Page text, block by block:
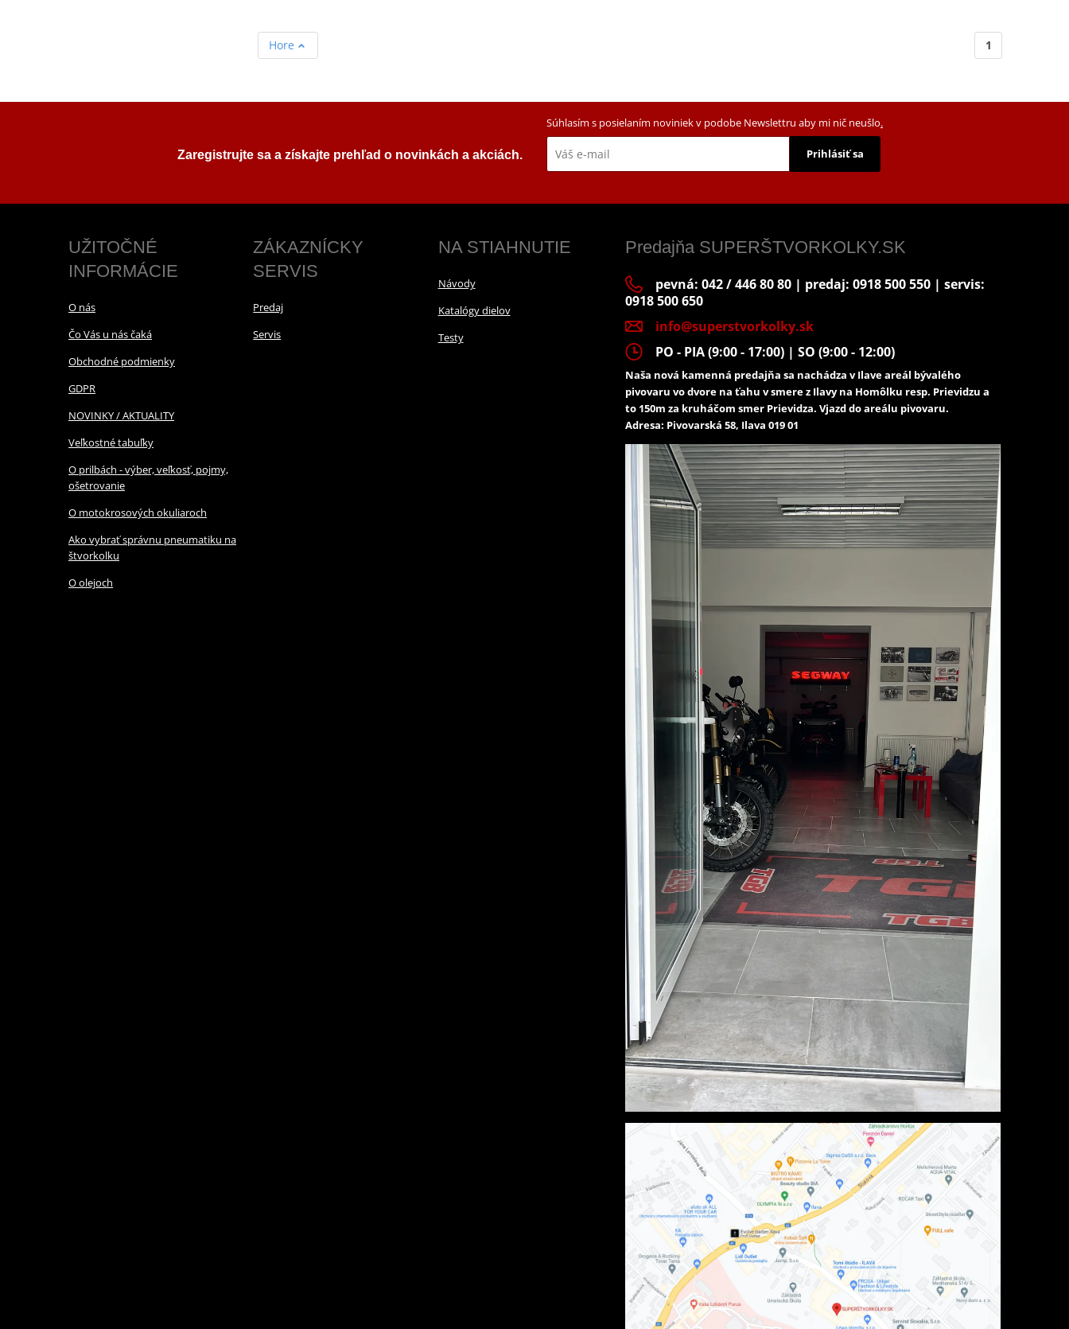
1
Hore
Zaregistrujte sa a získajte prehľad o novinkách a akciách.
Súhlasím s posielaním noviniek v podobe Newslettru aby mi nič neušlo.
Prihlásiť sa
UŽITOČNÉ
INFORMÁCIE
O nás
Čo Vás u nás čaká
Obchodné podmienky
GDPR
NOVINKY / AKTUALITY
Veľkostné tabuľky
O prilbách - výber, veľkosť, pojmy,
ošetrovanie
O motokrosových okuliaroch
Ako vybrať správnu pneumatiku na
štvorkolku
O olejoch
ZÁKAZNÍCKY
SERVIS
Predaj
Servis
NA STIAHNUTIE
Návody
Katalógy dielov
Testy
Predajňa SUPERŠTVORKOLKY.SK
pevná: 042 / 446 80 80 | predaj: 0918 500 550 | servis:
0918 500 650
info@superstvorkolky.sk
PO - PIA (9:00 - 17:00) | SO (9:00 - 12:00)
Naša nová kamenná predajňa sa nachádza v Ilave areál bývalého
pivovaru vo dvore na ťahu v smere z Ilavy na Homôlku resp. Prievidzu a
to 150m za kruháčom smer Prievidza. Vjazd do areálu pivovaru.
Adresa: Pivovarská 58, Ilava 019 01